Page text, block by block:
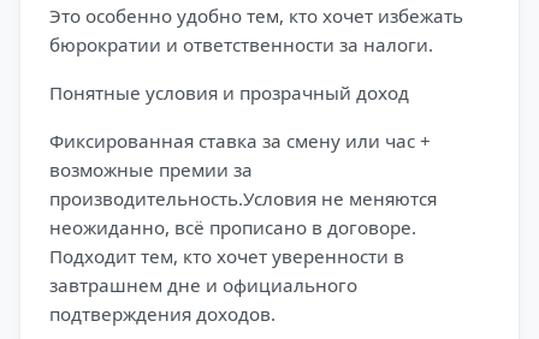
Это особенно удобно тем, кто хочет избежать
бюрократии и ответственности за налоги.
Понятные условия и прозрачный доход
Фиксированная ставка за смену или час +
возможные премии за
производительность.Условия не меняются
неожиданно, всё прописано в договоре.
Подходит тем, кто хочет уверенности в
завтрашнем дне и официального
подтверждения доходов.